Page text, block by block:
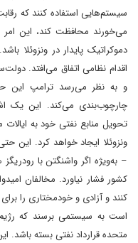
سیستم‌هایی استفاده کنند که
می‌خورند محافظت کند، این امر
دموکراتیک پایدار در ونزوئلا
اقدام نظامی اتفاق می‌افتد.
و به نظر می‌رسد ترامپ این
چارچوب‌بندی می‌کند. این یک
تحویل منابع نفتی خود به
ونزوئلا ایجاد خواهد کرد. این
– به‌ویژه اگر واشنگتن با
کشور فشار نیاورد. مخالفان
کنند و آزادی و خودمختاری را
است به سیستمی برسند که رژیم
متحده قرارداد نفتی بسته باشد.